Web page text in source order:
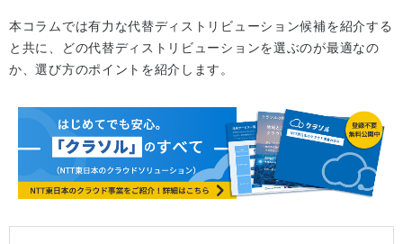
本コラムでは有力な代替ディストリビューション候補を紹介する
と共に、どの代替ディストリビューションを選ぶのが最適なの
か、選び方のポイントを紹介します。